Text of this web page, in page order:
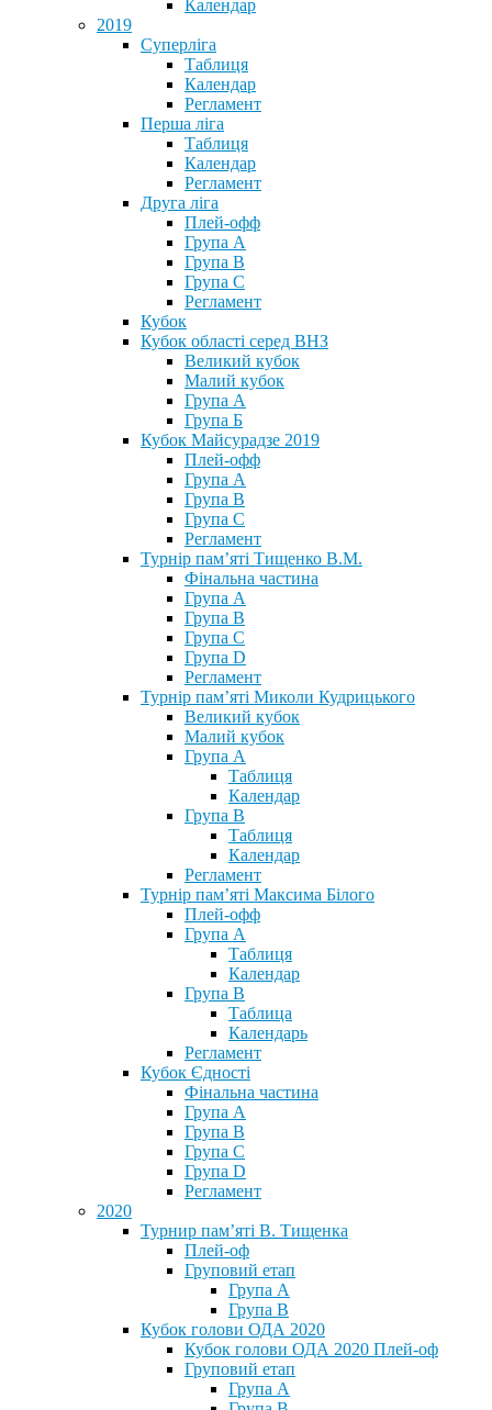
Календар
2019
Суперліга
Таблиця
Календар
Регламент
Перша ліга
Таблиця
Календар
Регламент
Друга ліга
Плей-офф
Група А
Група В
Група С
Регламент
Кубок
Кубок області серед ВНЗ
Великий кубок
Малий кубок
Група А
Група Б
Кубок Майсурадзе 2019
Плей-офф
Група А
Група В
Група С
Регламент
Турнір пам’яті Тищенко В.М.
Фінальна частина
Група А
Група В
Група С
Група D
Регламент
Турнір пам’яті Миколи Кудрицького
Великий кубок
Малий кубок
Група А
Таблиця
Календар
Група В
Таблиця
Календар
Регламент
Турнір пам’яті Максима Білого
Плей-офф
Група А
Таблиця
Календар
Група В
Таблица
Календарь
Регламент
Кубок Єдності
Фінальна частина
Група А
Група В
Група С
Група D
Регламент
2020
Турнир пам’яті В. Тищенка
Плей-оф
Груповий етап
Група А
Група В
Кубок голови ОДА 2020
Кубок голови ОДА 2020 Плей-оф
Груповий етап
Група A